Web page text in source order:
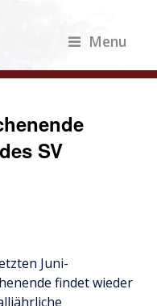
Menu
SV
Juni-
findet wieder